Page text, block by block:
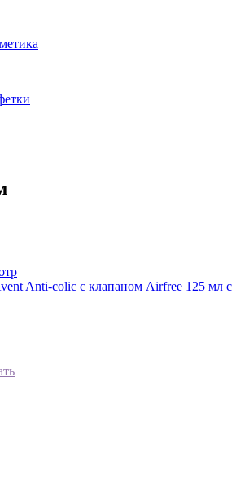
Anti-colic с клапаном Airfree 125 мл с